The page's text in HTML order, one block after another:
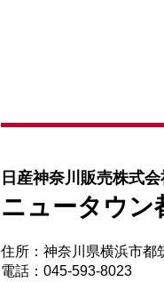
日産神奈川販売株式会
ニュータウン
住所：神奈川県横浜市都
電話：045-593-8023